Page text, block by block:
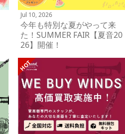
Jul 10, 2026
今年も特別な夏がやって来
た！SUMMER FAIR【夏音20
26】開催！